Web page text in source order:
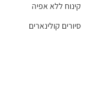
קינוח ללא אפיה
סיורים קולינארים